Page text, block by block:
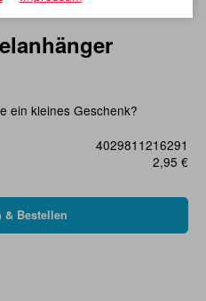
ein kleines Geschenk?
4029811216291
2,95 €